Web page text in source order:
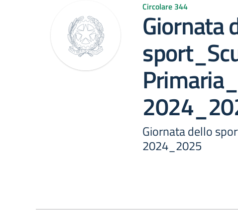
Circolare 344
Giornata
Giornata dello
2024_2025